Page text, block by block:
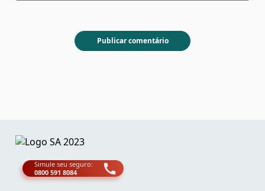
Simule seu seguro:
0800 591 8084